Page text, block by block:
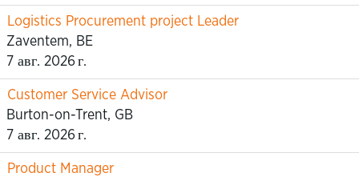
Logistics Procurement project Leader
Zaventem, BE
7 авг. 2026 г.
Customer Service Advisor
Burton-on-Trent, GB
7 авг. 2026 г.
Product Manager